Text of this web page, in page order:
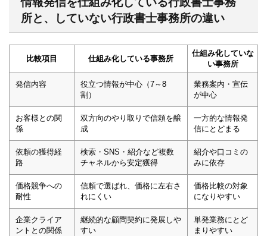
所と、していない行政書士事務所の違い
比較項目 仕組み化している事務所
仕組み化していな
い事務所
発信内容
役立つ情報が中心（7～8
割）
業務案内・宣伝
が中心
お客様との関
係
双方向のやり取りで信頼を醸
成
一方的な情報発
信にとどまる
依頼の獲得経
路
検索・SNS・紹介など複数
チャネルから安定獲得
紹介や口コミの
みに依存
価格競争への
耐性
信頼で選ばれ、価格に左右さ
れにくい
価格比較の対象
になりやすい
企業クライア
ントとの関係
継続的な顧問契約に発展しや
すい
単発業務にとど
まりやすい